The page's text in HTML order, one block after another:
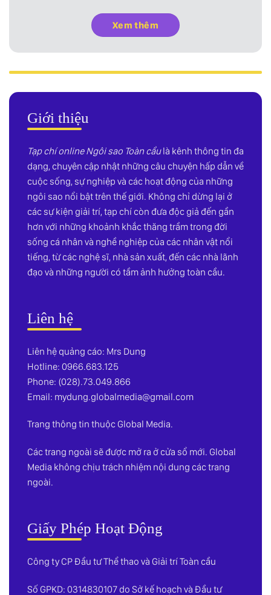
Xem thêm
Giới thiệu
Tạp chí online Ngôi sao Toàn cầulà kênh thông tin đa
dạng, chuyên cập nhật những câu chuyện hấp dẫn về
cuộc sống, sự nghiệp và các hoạt động của những
ngôi sao nổi bật trên thế giới. Không chỉ dừng lại ở
các sự kiện giải trí, tạp chí còn đưa độc giả đến gần
hơn với những khoảnh khắc thăng trầm trong đời
sống cá nhân và nghề nghiệp của các nhân vật nổi
tiếng, từ các nghệ sĩ, nhà sản xuất, đến các nhà lãnh
đạo và những người có tầm ảnh hưởng toàn cầu.
Liên hệ
Liên hệ quảng cáo: Mrs Dung
Hotline: 0966.683.125
Phone: (028).73.049.866
Email: mydung.globalmedia@gmail.com
Trang thông tin thuộc Global Media.
Các trang ngoài sẽ được mở ra ở cửa sổ mới. Global
Media không chịu trách nhiệm nội dung các trang
ngoài.
Giấy Phép Hoạt Động
Công ty CP Đầu tư Thể thao và Giải trí Toàn cầu
Số GPKD: 0314830107 do Sở kế hoạch và Đầu tư